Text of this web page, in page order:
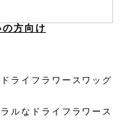
の方向け
ライフラワースワッグ
ルなドライフラワース